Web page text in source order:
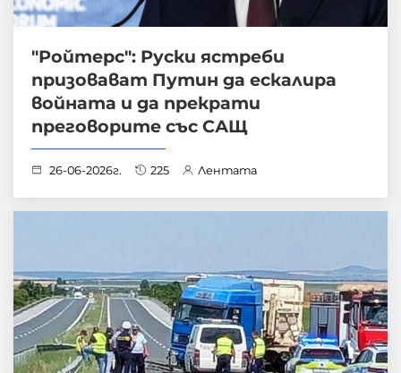
"Ройтерс": Руски ястреби
призовават Путин да ескалира
войната и да прекрати
преговорите със САЩ
26-06-2026г. 225 Лентата